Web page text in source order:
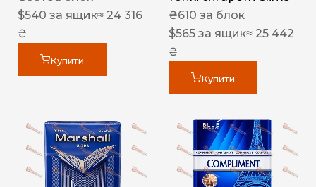
$540 за ящик≈ 24 316
₴
Купити
₴610 за блок
$565 за ящик≈ 25 442
₴
Купити